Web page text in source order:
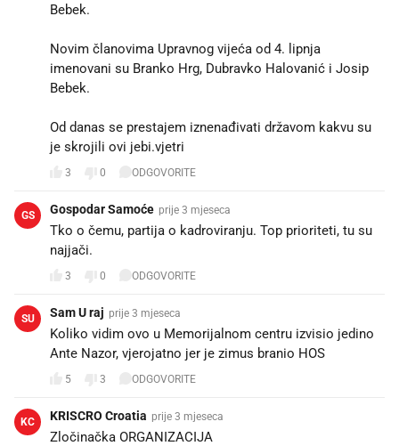
Bebek.
Novim članovima Upravnog vijeća od 4. lipnja
imenovani su Branko Hrg, Dubravko Halovanić i Josip
Bebek.
Od danas se prestajem iznenađivati državom kakvu su
je skrojili ovi jebi.vjetri
3 0 ODGOVORITE
GS Gospodar Samoće prije 3 mjeseca
Tko o čemu, partija o kadroviranju. Top prioriteti, tu su
najjači.
3 0 ODGOVORITE
SU Sam U raj prije 3 mjeseca
Koliko vidim ovo u Memorijalnom centru izvisio jedino
Ante Nazor, vjerojatno jer je zimus branio HOS
5 3 ODGOVORITE
KC KRISCRO Croatia prije 3 mjeseca
Zločinačka ORGANIZACIJA